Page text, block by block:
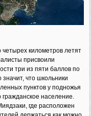
четырех километров летят
присвоили
три из пяти баллов по
что школьники
пунктов у подножья
население.
где расположен